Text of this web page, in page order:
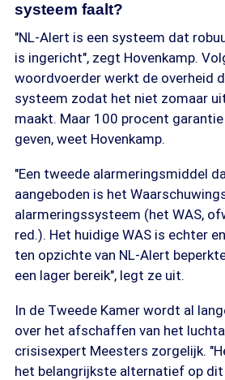
systeem faalt?
"NL-Alert is een systeem dat
is ingericht", zegt Hovenkamp.
woordvoerder werkt de overheid
systeem zodat het niet zomaar
maakt. Maar 100 procent
geven, weet Hovenkamp.
"Een tweede alarmeringsmiddel
aangeboden is het
alarmeringssysteem (het WAS,
red.). Het huidige WAS is echter
ten opzichte van NL-Alert
een lager bereik", legt ze uit.
In de Tweede Kamer wordt al
over het afschaffen van het
crisisexpert Meesters zorgelijk.
het belangrijkste alternatief op